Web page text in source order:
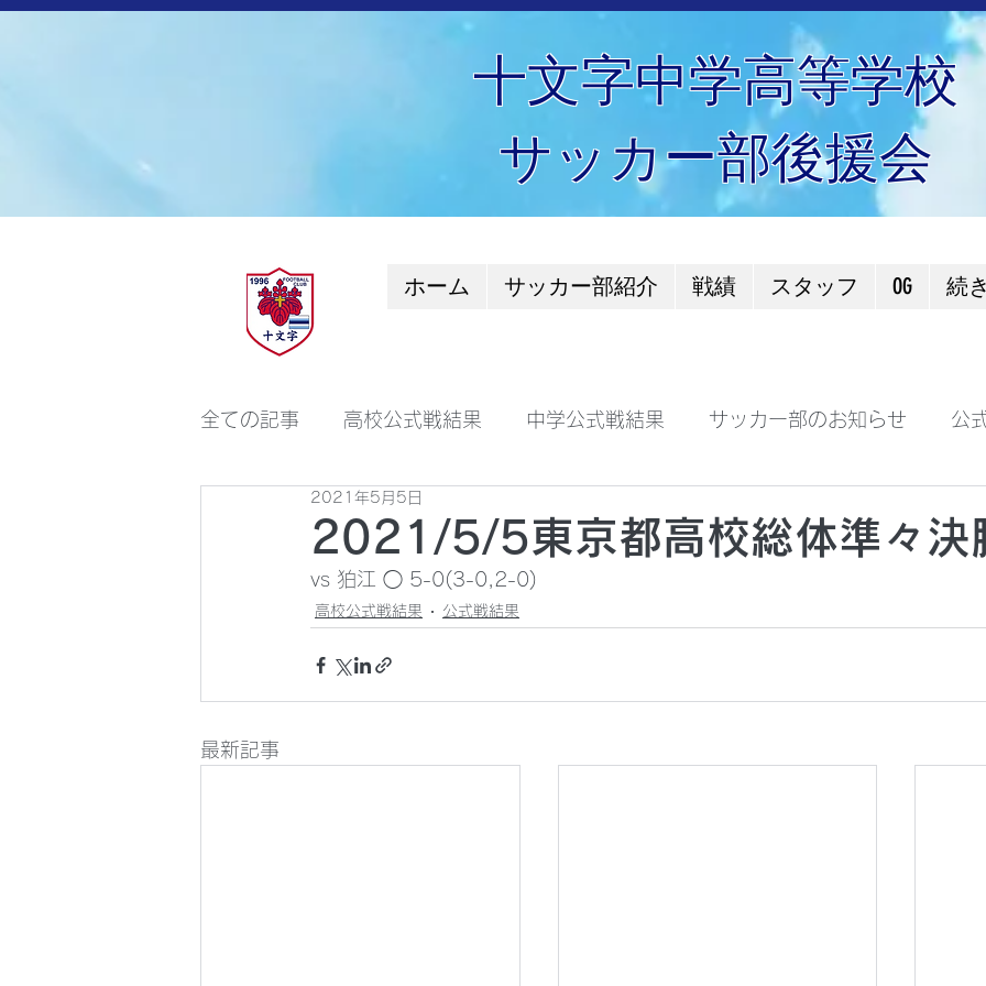
十文字中学高等学校
サッカー部後援会
ホーム サッカー部紹介 戦績 スタッフ OG 続
全ての記事 高校公式戦結果 中学公式戦結果 サッカー部のお知らせ 公
2021/5/5東京都高校総体準々決
2021年5月5日
vs 狛江 ◯ 5-0(3-0,2-0)
高校公式戦結果 公式戦結果
最新記事